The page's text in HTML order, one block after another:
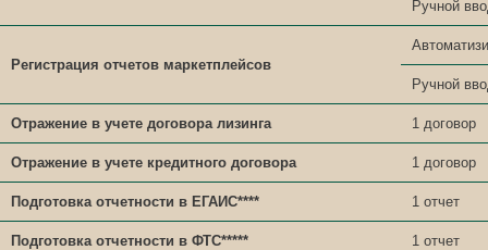
Ручной
Регистрация отчетов маркетплейсов
Ручной
Отражение в учете договора лизинга 1 договор
Отражение в учете кредитного договора 1 договор
Подготовка отчетности в ЕГАИС**** 1 отчет
Подготовка отчетности в ФТС***** 1 отчет